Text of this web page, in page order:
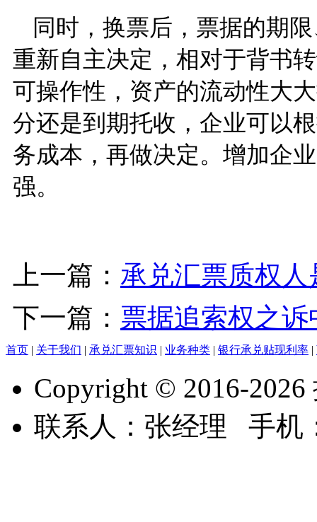
同时，换票后，票据的期
重新自主决定，相对于背书
可操作性，资产的流动性大
分还是到期托收，企业可以
务成本，再做决定。增加企
强。
上一篇： 承兑汇票质权
下一篇： 票据追索权之
首页 | 关于我们 | 承兑汇票知识 | 业务种类 | 银行承兑贴现利率 |
Copyright © 2016-2026
联系人：张经理 手机